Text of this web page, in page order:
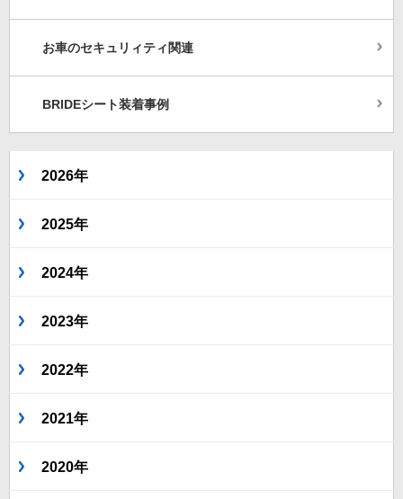
お車のセキュリィティ関連
BRIDEシート装着事例
2026年
2025年
2024年
2023年
2022年
2021年
2020年